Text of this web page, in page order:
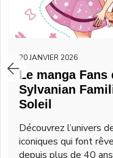
20 JANVIER 2026
Le manga Fans
Sylvanian
Soleil
Découvrez l’univers
iconiques qui font
depuis plus de 40 ans